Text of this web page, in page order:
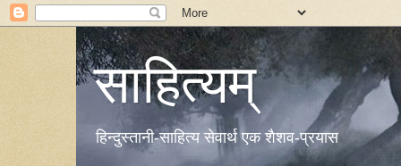
साहित्यम्
हिन्दुस्तानी-साहित्य सेवार्थ एक शैशव-प्रयास